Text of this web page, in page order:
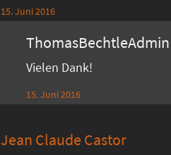
15. Juni 2016
ThomasBechtleAdmin
Vielen Dank!
15. Juni 2016
Jean Claude Castor